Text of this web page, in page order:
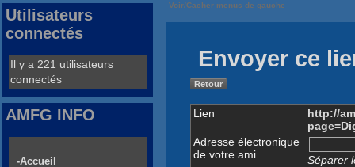
Voir/Cacher menus de gauche
Envoyer ce
Retour
Lien
http://
Adresse électronique
de votre ami
Séparer
Utilisateurs
connectés
Il y a 221 utilisateurs
connectés
AMFG INFO
-Accueil